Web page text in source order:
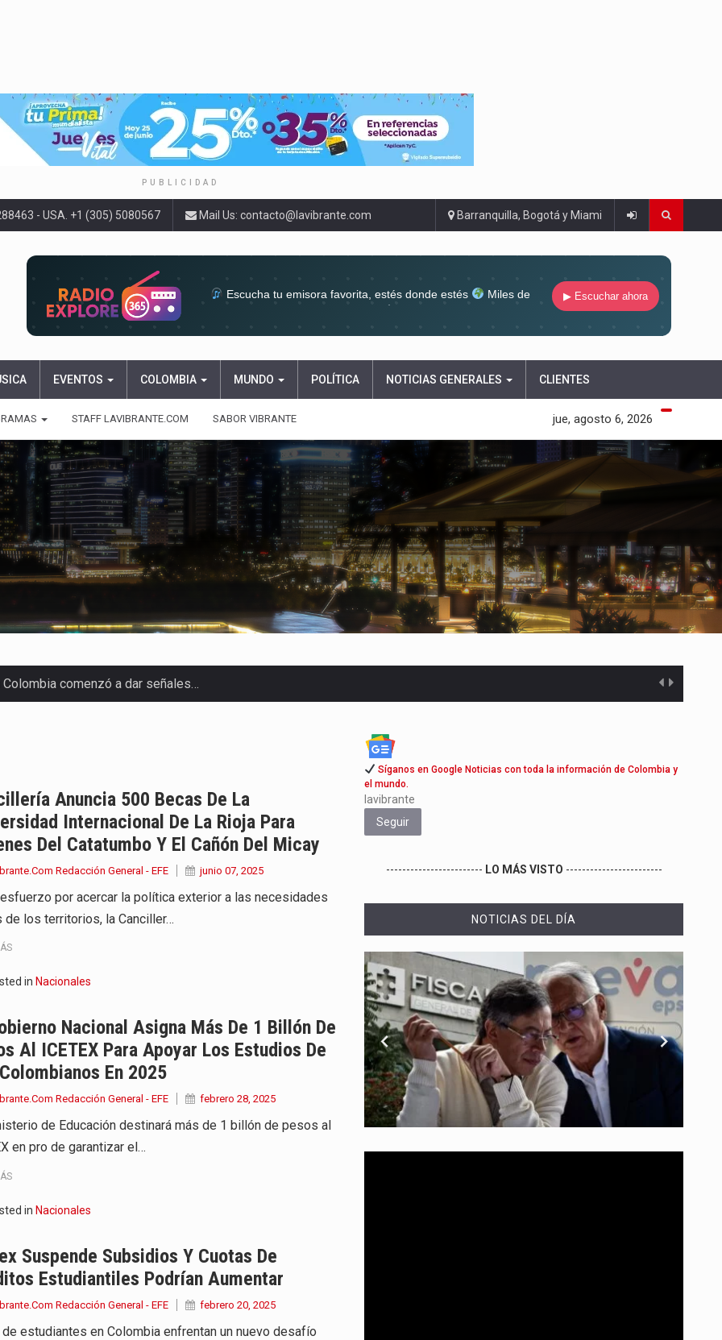
PUBLICIDAD
- USA. +1 (305) 5080567 Mail Us: contacto@lavibrante.com Barranquilla, Bogotá y Miami
Escucha tu emisora favorita, estés donde estés
Miles de
▶ Escuchar ahora
EVENTOS COLOMBIA MUNDO POLÍTICA NOTICIAS GENERALES CLIENTES
STAFF LAVIBRANTE.COM SABOR VIBRANTE jue, agosto 6, 2026
comenzó a dar señales…
el próximo 16 de…
el equipo de…
marcha un amplio plan…
con condiciones de…
en MT4 es…
como una de las grandes figuras…
vuelve a sorprender a sus seguidores…
Arley Acosta Pico,…
Anuncia 500 Becas De La
Internacional De La Rioja Para
Del Catatumbo Y El Cañón Del Micay
Redacción General - EFE junio 07, 2025
esfuerzo por acercar la política exterior a las necesidades
de los territorios, la Canciller…
in Nacionales
Nacional Asigna Más De 1 Billón De
Al ICETEX Para Apoyar Los Estudios De
En 2025
Redacción General - EFE febrero 28, 2025
de Educación destinará más de 1 billón de pesos al
en pro de garantizar el…
in Nacionales
Suspende Subsidios Y Cuotas De
Estudiantiles Podrían Aumentar
Redacción General - EFE febrero 20, 2025
estudiantes en Colombia enfrentan un nuevo desafío
Síganos en Google Noticias con toda la información de Colombia y
el mundo.
lavibrante
Seguir
------------------------ LO MÁS VISTO ------------------------
NOTICIAS DEL DÍA